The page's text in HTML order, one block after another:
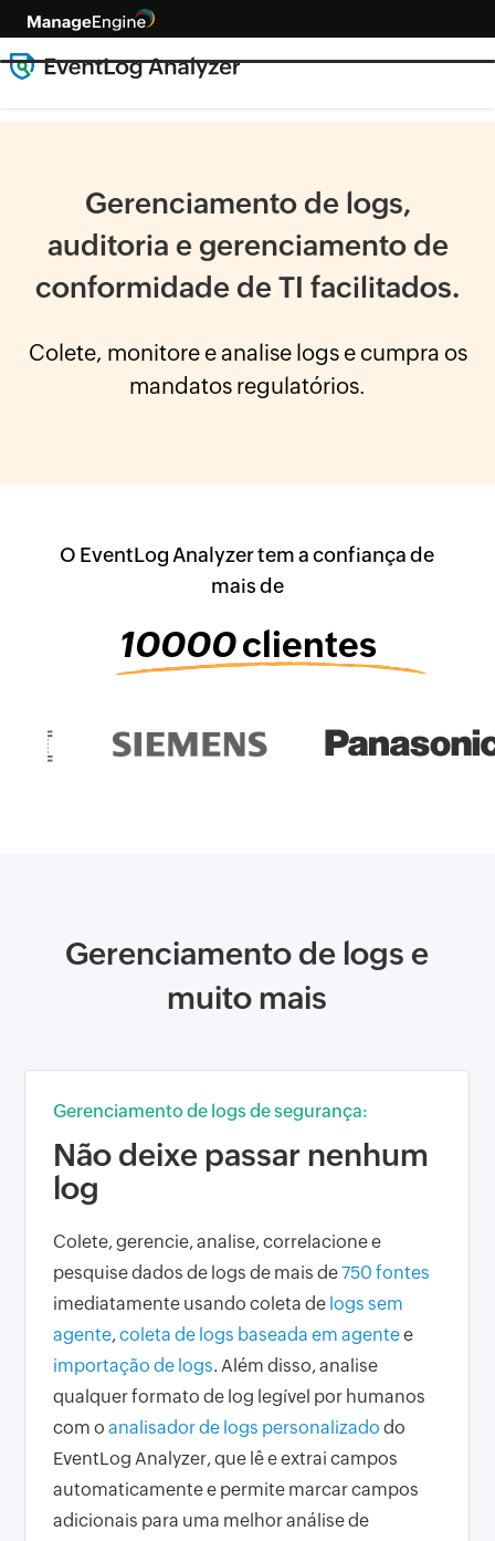
Gerenciamento de logs,
auditoria e gerenciamento de
conformidade de TI facilitados.
Colete, monitore e analise logs e cumpra os
mandatos regulatórios.
O EventLog Analyzer tem a confiança de
mais de
10000clientes
Gerenciamento de logs e
muito mais
Gerenciamento de logs de segurança:
Não deixe passar nenhum
log
Colete, gerencie, analise, correlacione e
pesquise dados de logs de mais de750 fontes
imediatamente usando coleta de logs sem
agente,coleta de logs baseada em agentee
importação de logs. Além disso, analise
qualquer formato de log legível por humanos
com oanalisador de logs personalizado do
EventLog Analyzer, que lê e extrai campos
automaticamente e permite marcar campos
adicionais para uma melhor análise de